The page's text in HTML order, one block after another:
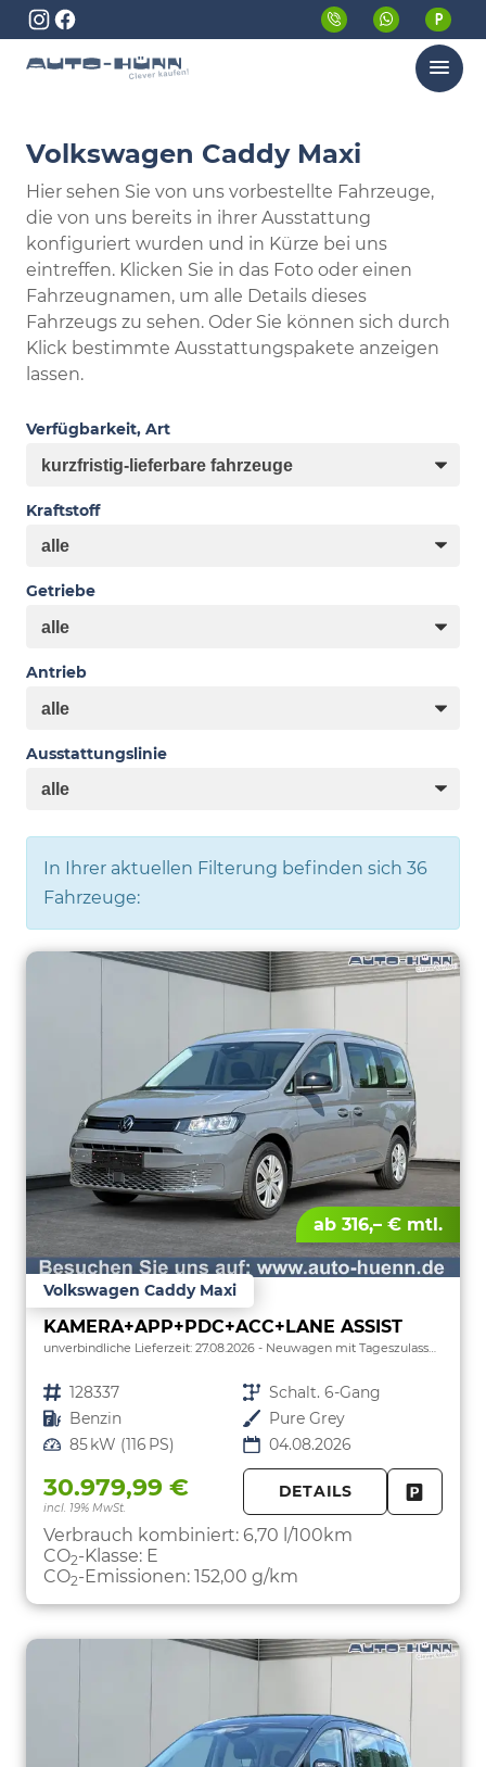
Menü
Volkswagen Caddy Maxi
Hier sehen Sie von uns vorbestellte Fahrzeuge,
die von uns bereits in ihrer Ausstattung
konfiguriert wurden und in Kürze bei uns
eintreffen. Klicken Sie in das Foto oder einen
Fahrzeugnamen, um alle Details dieses
Fahrzeugs zu sehen. Oder Sie können sich durch
Klick bestimmte Ausstattungspakete anzeigen
lassen.
Verfügbarkeit, Art
Kraftstoff
Getriebe
Antrieb
Ausstattungslinie
In Ihrer aktuellen Filterung befinden sich 36
Fahrzeuge:
ab 316,– € mtl.
Volkswagen Caddy Maxi
KAMERA+APP+PDC+ACC+LANE ASSIST
unverbindliche Lieferzeit: 27.08.2026 Neuwagen mit Tageszulassung
Fahrzeugnr. 128337 Getriebe Schalt. 6-Gang
Kraftstoff Benzin Außenfarbe Pure Grey
Leistung 85 kW (116 PS) 04.08.2026
30.979,99 €
incl. 19% MwSt.
DETAILS
Verbrauch kombiniert: 6,70 l/100km
CO2-Klasse: E
CO2-Emissionen: 152,00 g/km